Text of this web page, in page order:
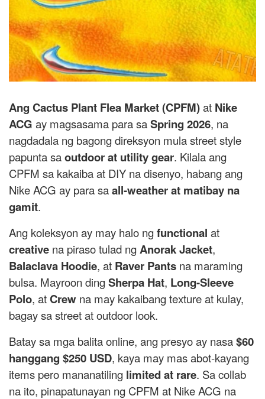
Ang Cactus Plant Flea Market (CPFM)at Nike
ACG ay magsasama para saSpring 2026, na
nagdadala ng bagong direksyon mula street style
papunta saoutdoor at utility gear. Kilala ang
CPFM sa kakaiba at DIY na disenyo, habang ang
Nike ACG ay para saall-weather at matibay na
gamit.
Ang koleksyon ay may halo ngfunctional at
creative na piraso tulad ngAnorak Jacket,
Balaclava Hoodie, at Raver Pants na maraming
bulsa. Mayroon dingSherpa Hat, Long-Sleeve
Polo, atCrew na may kakaibang texture at kulay,
bagay sa street at outdoor look.
Batay sa mga balita online, ang presyo ay nasa$60
hanggang $250 USD, kaya may mas abot-kayang
items pero mananatiling limited at rare. Sa collab
na ito, pinapatunayan ng CPFM at Nike ACG na